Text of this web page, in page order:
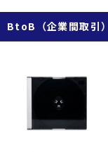
BtoB（企業間取引